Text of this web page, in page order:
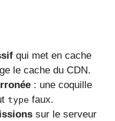
qui met en cache
le cache du CDN.
: une coquille
type faux.
sur le serveur